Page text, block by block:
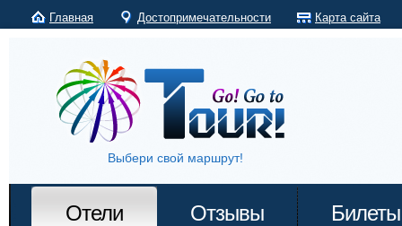
Главная Достопримечательности Карта сайта
Выбери свой маршрут!
Отели Отзывы Билеты